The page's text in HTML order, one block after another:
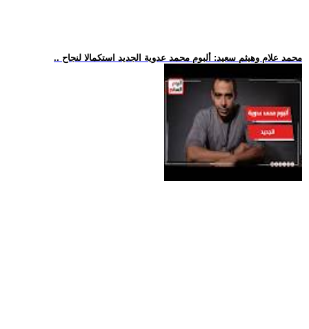
.. محمد علام وهيثم سعيد: ألبوم محمد عدوية الجديد استكمالا لنجاح